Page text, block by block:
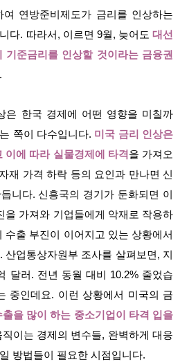
연방준비제도가 금리를 인상하는
다. 따라서, 이르면 9월, 늦어도 대선
기준금리를 인상할 것이라는 금융권
은 한국 경제에 어떤 영향을 미칠까
쪽이 다수입니다. 미국 금리 인상은
이에 따라 실물경제에 타격 을 가져오
재 가격 하락 등의 요인과 만나면 신
니다. 신흥국의 경기가 둔화되면 이
을 가져와 기업들에게 악재로 작용하
수출 부진이 이어지고 있는 상황에서
업통상자원부 조사를 살펴보면, 지
달러. 전년 동월 대비 10.2% 줄었습
중인데요. 이런 상황에서 미국의 금
출을 많이 하는 중소기업이 타격 입을
이는 경제의 변수들, 완벽하게 대응
방법들이 필요한 시점입니다.